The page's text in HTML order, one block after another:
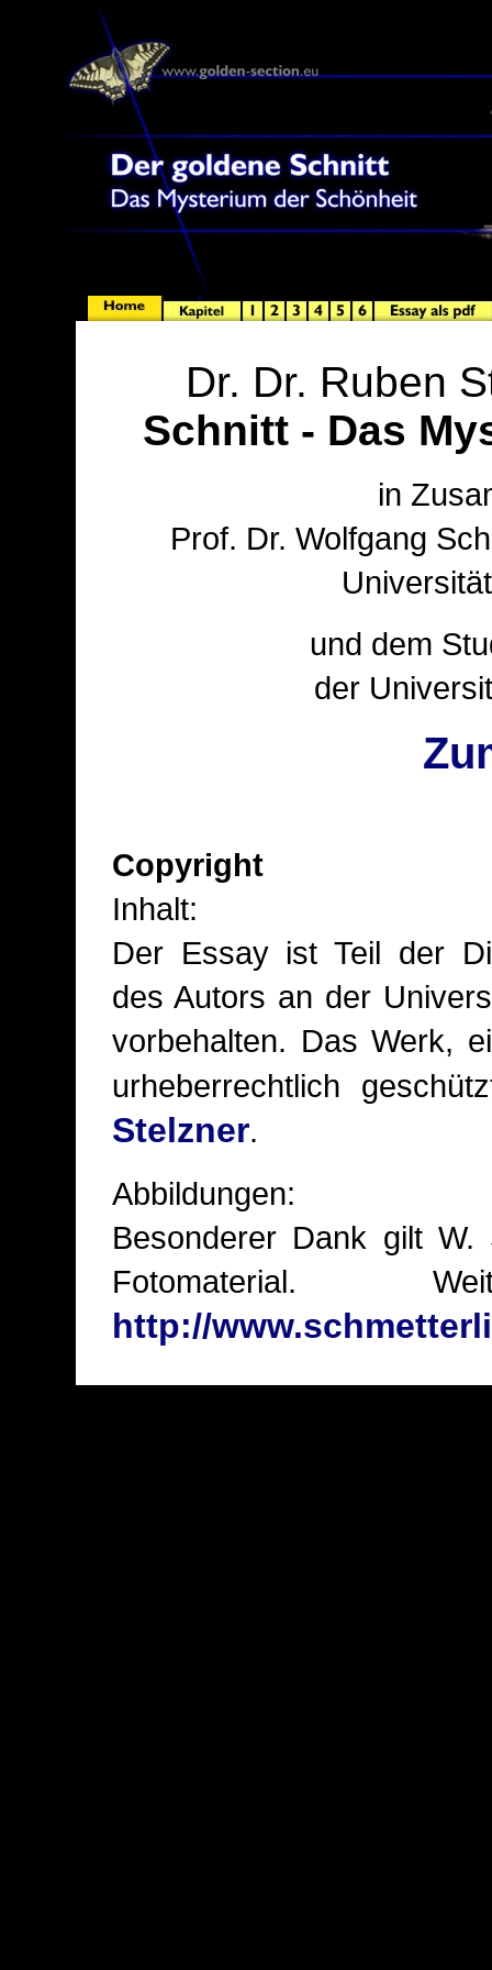
Dr. Dr. Ruben
Schnitt - Das
in
Prof. Dr. Wolfgang
und dem
der
Copyright
Inhalt:
Der Essay ist Teil der
des Autors an der
vorbehalten. Das Werk,
urheberrechtlich
Stelzner.
Abbildungen:
Besonderer Dank gilt
Fotomaterial.
http://